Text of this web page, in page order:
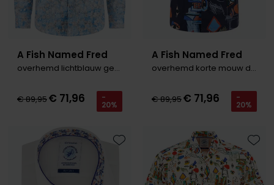
A Fish Named Fred
overhemd lichtblauw geprint
€ 89,95€ 71,96 -
20%
A Fish Named Fred
overhemd korte mouw donkerblauw
€ 89,95€ 71,96 -
20%
Toevoegen aan favorieten